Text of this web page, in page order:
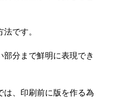
です。
分まで鮮明に表現でき
は、印刷前に版を作る為